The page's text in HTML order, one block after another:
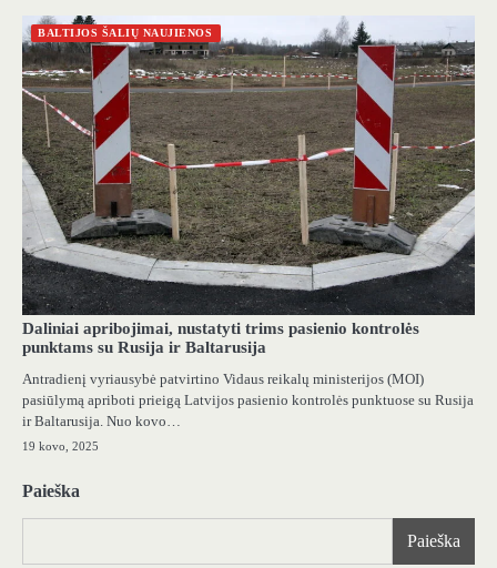
BALTIJOS ŠALIŲ NAUJIENOS
Daliniai apribojimai, nustatyti trims pasienio kontrolės
punktams su Rusija ir Baltarusija
Antradienį vyriausybė patvirtino Vidaus reikalų ministerijos (MOI)
pasiūlymą apriboti prieigą Latvijos pasienio kontrolės punktuose su Rusija
ir Baltarusija. Nuo kovo…
19 kovo, 2025
Paieška
Paieška